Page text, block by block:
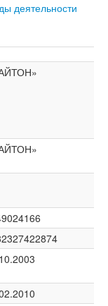
деятельности